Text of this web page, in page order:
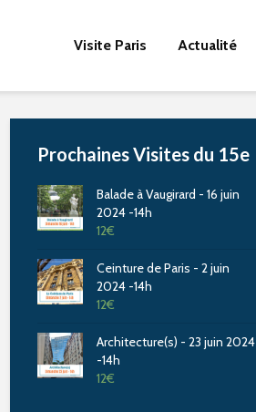
Visite Paris Actualité
Prochaines Visites du 15e
Balade à Vaugirard - 16 juin
2024 -14h
12€
Ceinture de Paris - 2 juin
2024 -14h
12€
Architecture(s) - 23 juin 2024
-14h
12€